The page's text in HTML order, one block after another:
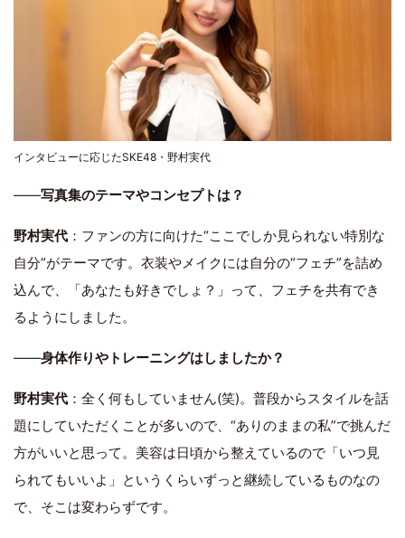
インタビューに応じたSKE48・野村実代
――写真集のテーマやコンセプトは？
野村実代 ：ファンの方に向けた“ここでしか見られない特別な
自分”がテーマです。衣装やメイクには自分の“フェチ”を詰め
込んで、「あなたも好きでしょ？」って、フェチを共有でき
るようにしました。
――身体作りやトレーニングはしましたか？
野村実代 ：全く何もしていません(笑)。普段からスタイルを話
題にしていただくことが多いので、“ありのままの私”で挑んだ
方がいいと思って。美容は日頃から整えているので「いつ見
られてもいいよ」というくらいずっと継続しているものなの
で、そこは変わらずです。